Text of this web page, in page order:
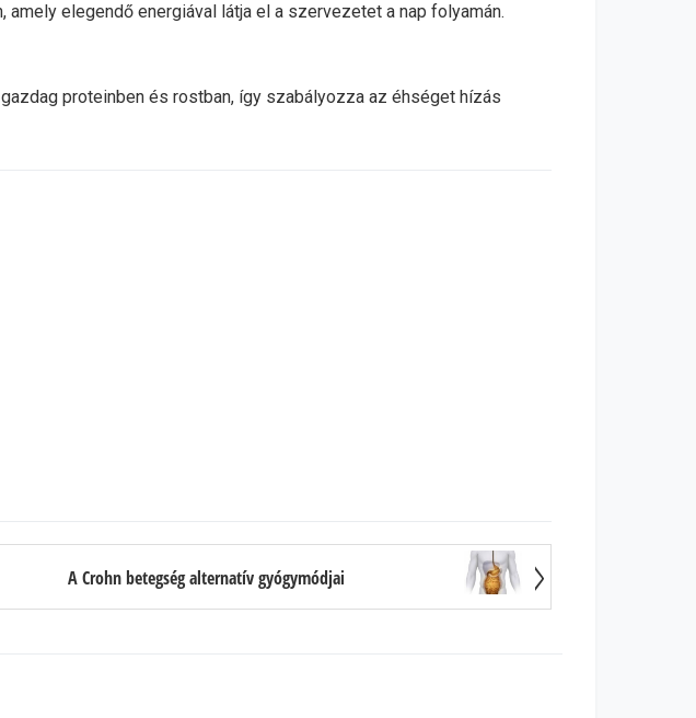
elegendő energiával látja el a szervezetet a nap folyamán.
proteinben és rostban, így szabályozza az éhséget hízás
A Crohn betegség alternatív gyógymódjai